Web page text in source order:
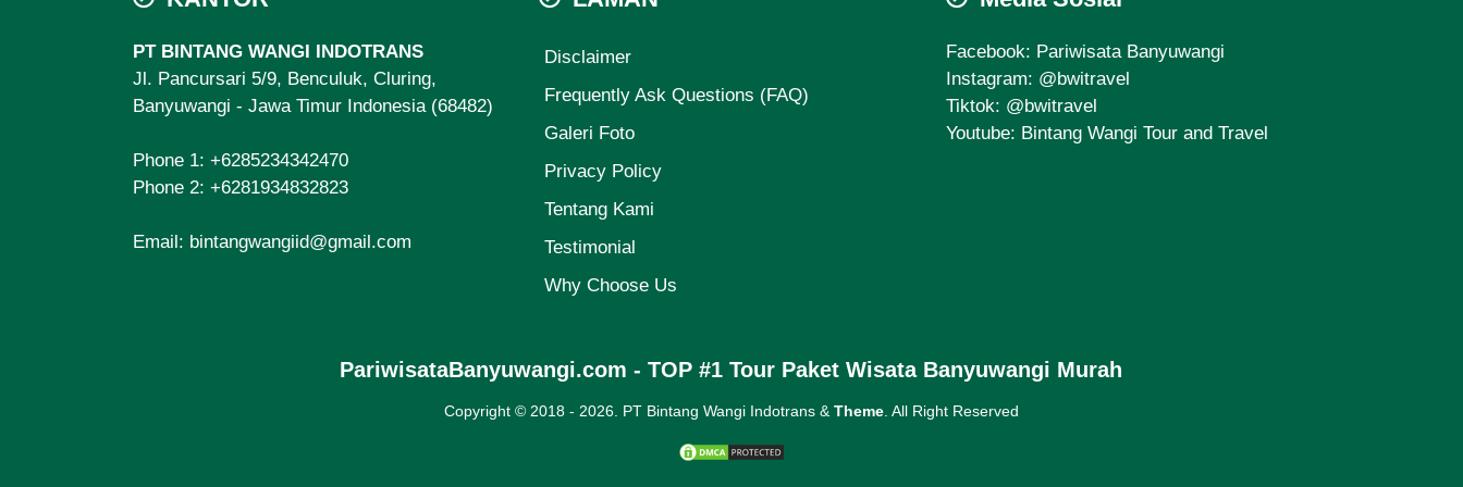
PT BINTANG WANGI INDOTRANS
Jl. Pancursari 5/9, Benculuk, Cluring,
Banyuwangi - Jawa Timur Indonesia (68482)
Phone 1: +6285234342470
Phone 2: +6281934832823
Email: bintangwangiid@gmail.com
Disclaimer
Frequently Ask Questions (FAQ)
Galeri Foto
Privacy Policy
Tentang Kami
Testimonial
Why Choose Us
Facebook: Pariwisata Banyuwangi
Instagram: @bwitravel
Tiktok: @bwitravel
Youtube: Bintang Wangi Tour and Travel
PariwisataBanyuwangi.com - TOP #1 Tour Paket Wisata Banyuwangi Murah
Copyright © 2018 - 2026. PT Bintang Wangi Indotrans & Theme. All Right Reserved